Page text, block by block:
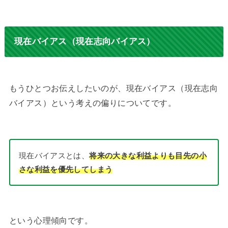
現在バイアス（現在志向バイアス）
もうひとつお伝えしたいのが、現在バイアス（現在志向
バイアス）という考えの偏りについてです。
現在バイアスとは、将来の大きな利益よりも目先の小
さな利益を優先してしまう
という心理傾向です。